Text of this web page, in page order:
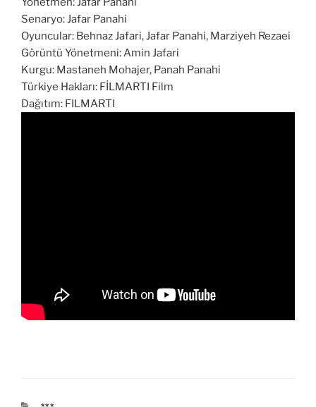
Senaryo: Jafar Panahi
Oyuncular: Behnaz Jafari, Jafar Panahi, Marziyeh Rezaei
Görüntü Yönetmeni: Amin Jafari
Kurgu: Mastaneh Mohajer, Panah Panahi
Türkiye Hakları: FİLMARTI Film
Dağıtım: FILMARTI